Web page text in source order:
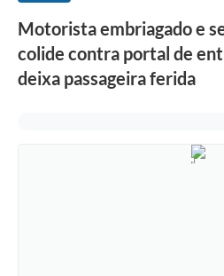
Concursos e Processos Seletivos
Inclusão e Acessibilidade
Motorista embriagado e
colide contra portal de
deixa passageira ferida